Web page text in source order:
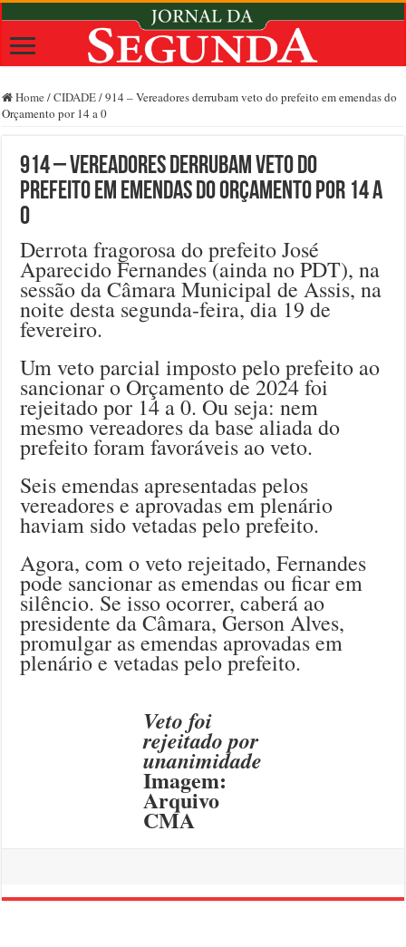
Home /CIDADE/914 – Vereadores derrubam veto do prefeito em emendas do
Orçamento por 14 a 0
914 – Vereadores derrubam veto do
prefeito em emendas do Orçamento por 14 a
0
Derrota fragorosa do prefeito José
Aparecido Fernandes (ainda no PDT), na
sessão da Câmara Municipal de Assis, na
noite desta segunda-feira, dia 19 de
fevereiro.
Um veto parcial imposto pelo prefeito ao
sancionar o Orçamento de 2024 foi
rejeitado por 14 a 0. Ou seja: nem
mesmo vereadores da base aliada do
prefeito foram favoráveis ao veto.
Seis emendas apresentadas pelos
vereadores e aprovadas em plenário
haviam sido vetadas pelo prefeito.
Agora, com o veto rejeitado, Fernandes
pode sancionar as emendas ou ficar em
silêncio. Se isso ocorrer, caberá ao
presidente da Câmara, Gerson Alves,
promulgar as emendas aprovadas em
plenário e vetadas pelo prefeito.
Veto foi
rejeitado por
unanimidade
Imagem:
Arquivo
CMA